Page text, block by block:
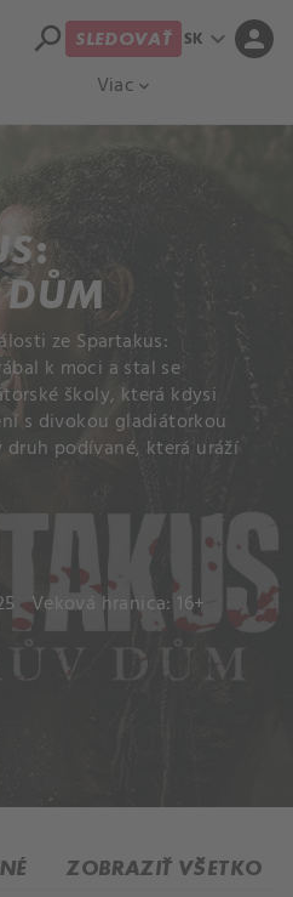
Viac expand_more
search SLEDOVAŤ SK expand_more person
ze Spartakus:
k moci a stal se
školy, která kdysi
s divokou gladiátorkou
podívané, která uráží
Veková hranica: 16+
ZOBRAZIŤ VŠETKO